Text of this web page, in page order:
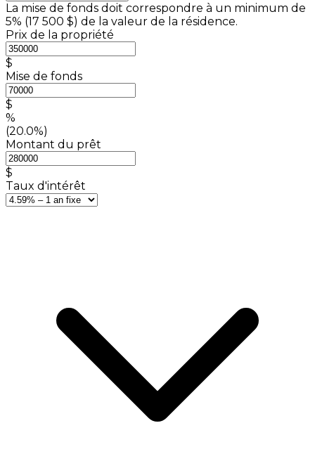
La mise de fonds doit correspondre à un minimum de
5% (17 500 $) de la valeur de la résidence.
Prix de la propriété
$
Mise de fonds
$
%
(20.0%)
Montant du prêt
$
Taux d'intérêt